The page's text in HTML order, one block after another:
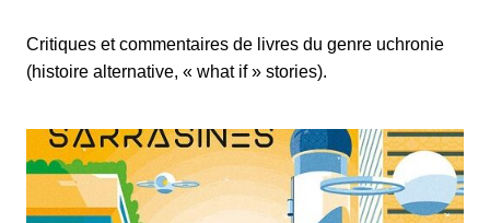
Critiques et commentaires de livres du genre uchronie
(histoire alternative, « what if » stories).